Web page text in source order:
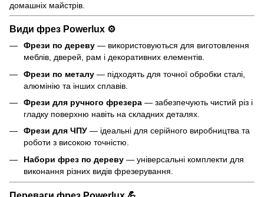
домашніх майстрів.
Види фрез Powerlux ⚙️
Фрези по дереву — використовуються для виготовлення
меблів, дверей, рам і декоративних елементів.
Фрези по металу — підходять для точної обробки сталі,
алюмінію та інших сплавів.
Фрези для ручного фрезера — забезпечують чистий різ і
гладку поверхню навіть на складних деталях.
Фрези для ЧПУ — ідеальні для серійного виробництва та
роботи з високою точністю.
Набори фрез по дереву — універсальні комплекти для
виконання різних видів фрезерування.